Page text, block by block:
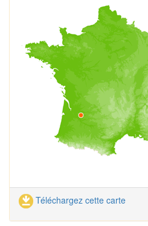
Téléchargez cette carte